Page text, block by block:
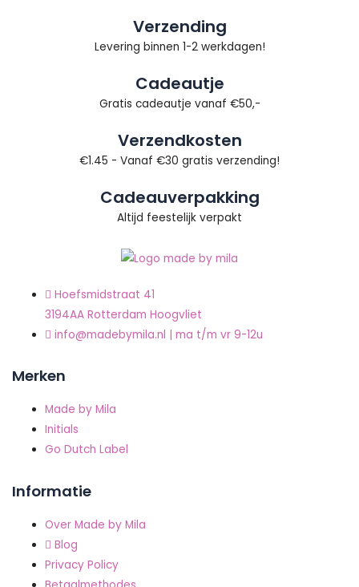
Verzending
Levering binnen 1-2 werkdagen!
Cadeautje
Gratis cadeautje vanaf €50,-
Verzendkosten
€1.45 - Vanaf €30 gratis verzending!
Cadeauverpakking
Altijd feestelijk verpakt
Hoefsmidstraat 41
3194AA Rotterdam Hoogvliet
info@madebymila.nl | ma t/m vr 9-12u
Merken
Made by Mila
Initials
Go Dutch Label
Informatie
Over Made by Mila
Blog
Privacy Policy